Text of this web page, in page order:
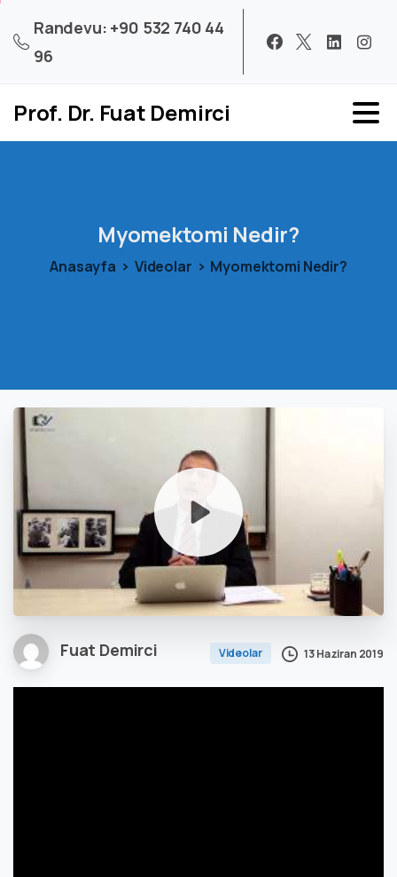
Randevu: +90 532 740 44
96
Prof. Dr. Fuat Demirci
Myomektomi Nedir?
Anasayfa Videolar Myomektomi Nedir?
Fuat Demirci Videolar 13 Haziran 2019